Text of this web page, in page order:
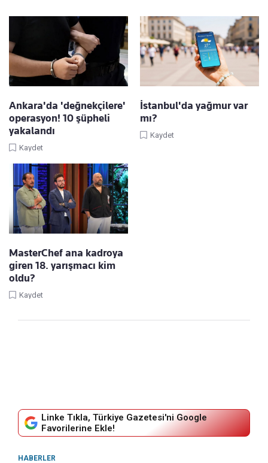
Ankara'da 'değnekçilere'
operasyon! 10 şüpheli
yakalandı
Kaydet
İstanbul'da yağmur var
mı?
Kaydet
MasterChef ana kadroya
giren 18. yarışmacı kim
oldu?
Kaydet
Linke Tıkla, Türkiye Gazetesi'ni Google
Favorilerine Ekle!
HABERLER